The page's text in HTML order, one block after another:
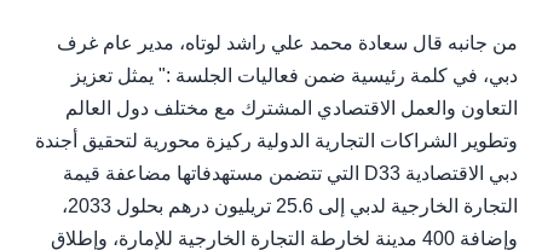
من جانبه قال سعادة محمد علي راشد لوتاه، مدير عام غرف
دبي، في كلمة رئيسية ضمن فعاليات الجلسة :" يمثل تعزيز
التعاون والعمل الاقتصادي المشترك مع مختلف دول العالم
وتطوير الشراكات التجارية الدولية ركيزة محورية لتحقيق أجندة
دبي الاقتصادية D33 التي تتضمن مستهدفاتها مضاعفة قيمة
التجارة الخارجية لدبي إلى 25.6 تريليون درهم بحلول 2033،
وإضافة 400 مدينة لخارطة التجارة الخارجية للإمارة، وإطلاق